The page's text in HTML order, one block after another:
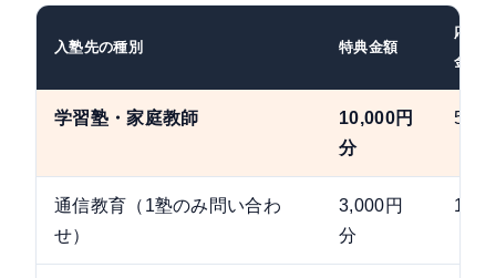
入塾先の種別 特典金額
応募
金額
学習塾・家庭教師
10,000円
分
通信教育（1塾のみ問い合わ
せ）
3,000円
分